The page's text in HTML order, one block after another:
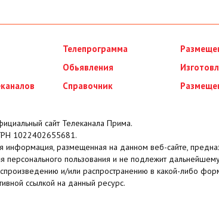
Телепрограмма
Обьявления
Справочник
сайт Телеканала Прима.
1022402655681.
информация, размещенная на данном веб-сайте,
персонального пользования и не подлежит
и/или распространению в какой-либо
ссылкой на данный ресурс.